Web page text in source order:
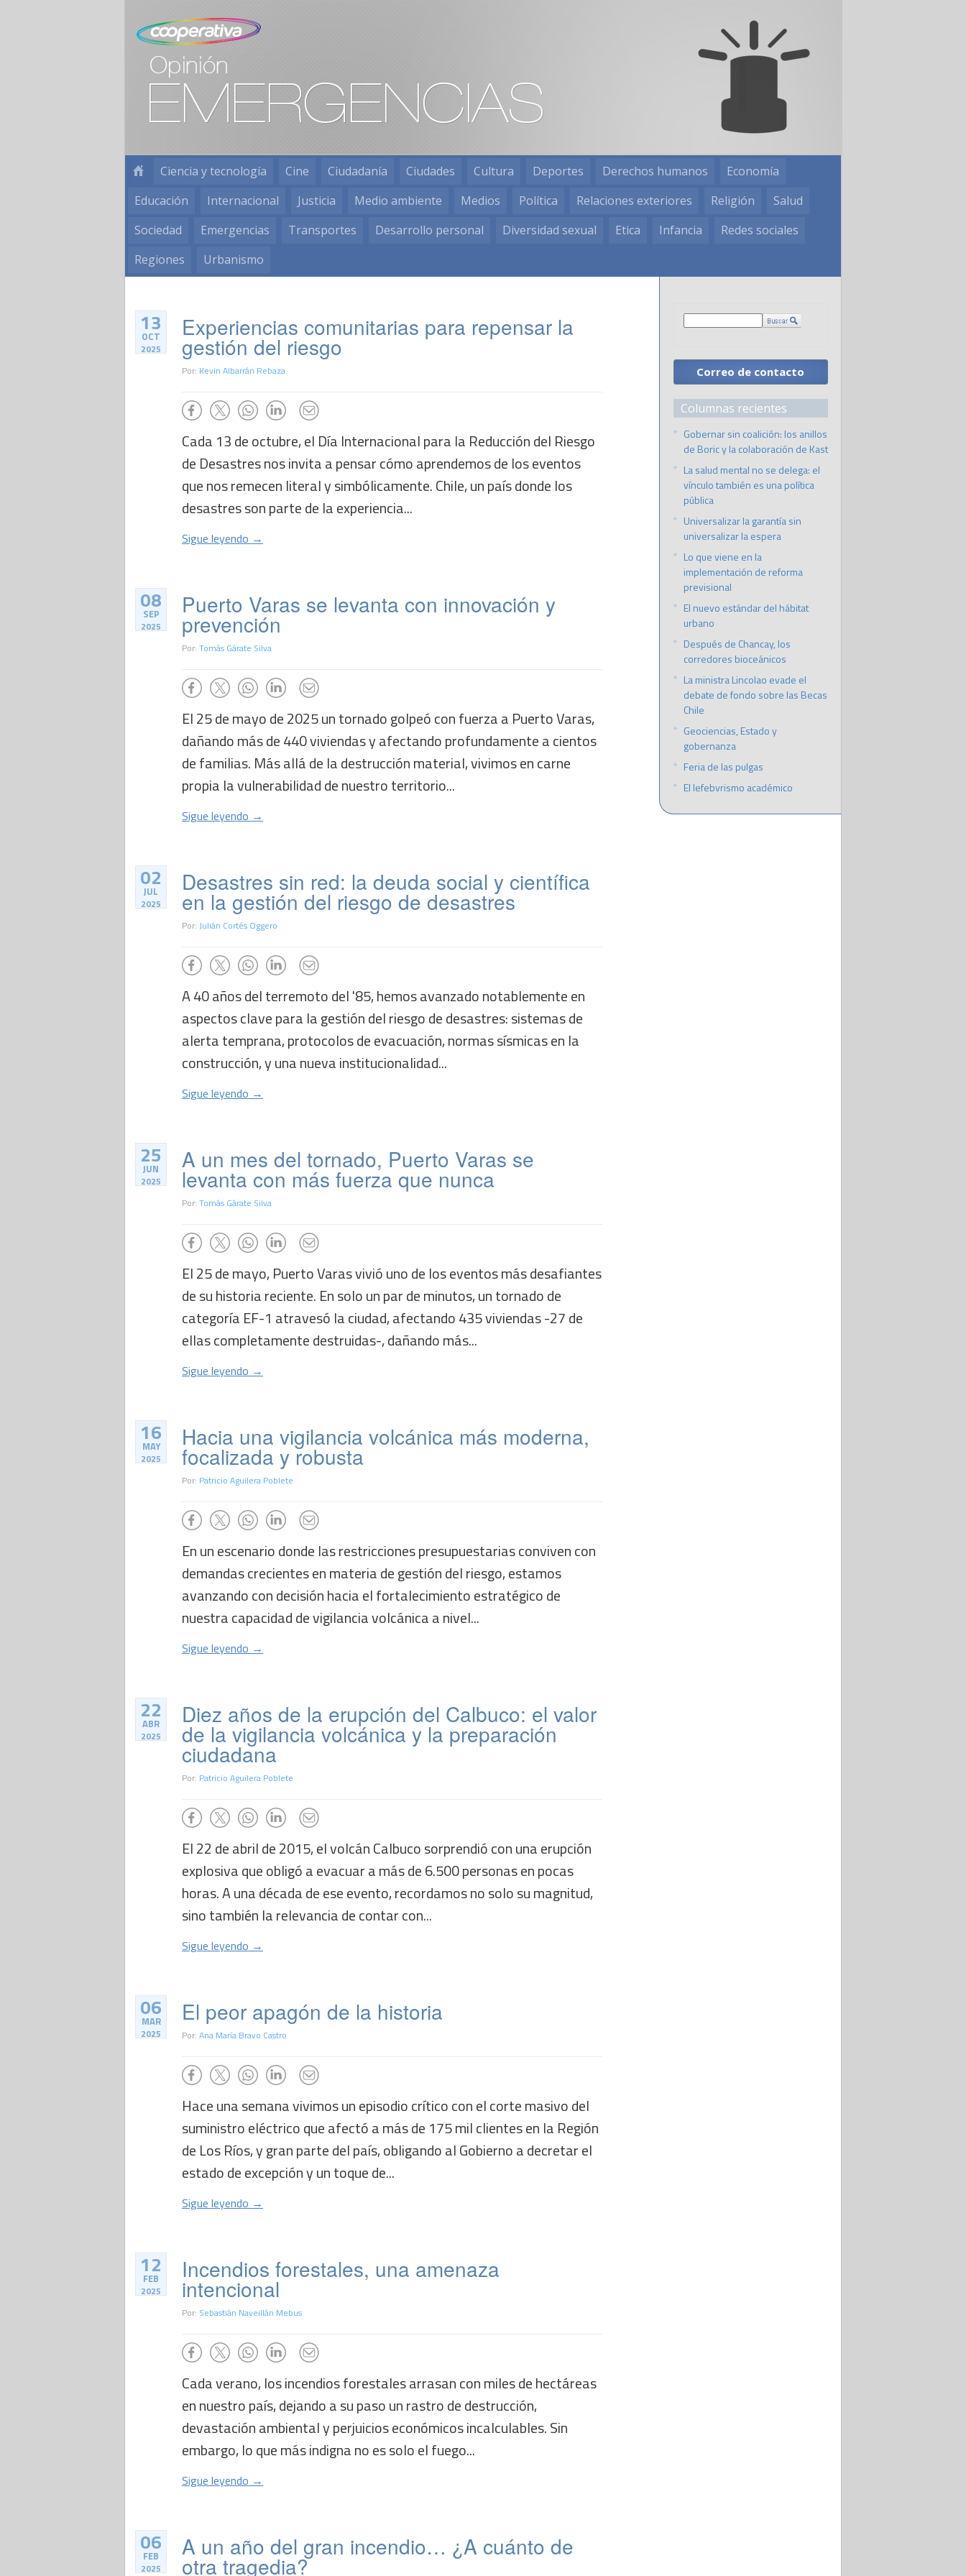
Ciencia y tecnología Cine Ciudadanía Ciudades Cultura Deportes Derechos humanos
Economía
Educación
Internacional Justicia Medio ambiente Medios Política Relaciones exteriores Religión
Salud
Sociedad
Emergencias Transportes Desarrollo personal Diversidad sexual Etica Infancia
Redes sociales
Regiones
Urbanismo
13
OCT
2025
Experiencias comunitarias para repensar la
gestión del riesgo
Por: Kevin Albarrán Rebaza
Cada 13 de octubre, el Día Internacional para la Reducción del Riesgo
de Desastres nos invita a pensar cómo aprendemos de los eventos
que nos remecen literal y simbólicamente. Chile, un país donde los
desastres son parte de la experiencia...
Sigue leyendo →
08
SEP
2025
Puerto Varas se levanta con innovación y
prevención
Por: Tomás Gárate Silva
El 25 de mayo de 2025 un tornado golpeó con fuerza a Puerto Varas,
dañando más de 440 viviendas y afectando profundamente a cientos
de familias. Más allá de la destrucción material, vivimos en carne
propia la vulnerabilidad de nuestro territorio...
Sigue leyendo →
02
JUL
2025
Desastres sin red: la deuda social y científica
en la gestión del riesgo de desastres
Por: Julián Cortés Oggero
A 40 años del terremoto del '85, hemos avanzado notablemente en
aspectos clave para la gestión del riesgo de desastres: sistemas de
alerta temprana, protocolos de evacuación, normas sísmicas en la
construcción, y una nueva institucionalidad...
Sigue leyendo →
25
JUN
2025
A un mes del tornado, Puerto Varas se
levanta con más fuerza que nunca
Por: Tomás Gárate Silva
El 25 de mayo, Puerto Varas vivió uno de los eventos más desafiantes
de su historia reciente. En solo un par de minutos, un tornado de
categoría EF-1 atravesó la ciudad, afectando 435 viviendas -27 de
ellas completamente destruidas-, dañando más...
Sigue leyendo →
16
MAY
2025
Hacia una vigilancia volcánica más moderna,
focalizada y robusta
Por: Patricio Aguilera Poblete
En un escenario donde las restricciones presupuestarias conviven con
demandas crecientes en materia de gestión del riesgo, estamos
avanzando con decisión hacia el fortalecimiento estratégico de
nuestra capacidad de vigilancia volcánica a nivel...
Sigue leyendo →
22
ABR
2025
Diez años de la erupción del Calbuco: el valor
de la vigilancia volcánica y la preparación
ciudadana
Por: Patricio Aguilera Poblete
El 22 de abril de 2015, el volcán Calbuco sorprendió con una erupción
explosiva que obligó a evacuar a más de 6.500 personas en pocas
horas. A una década de ese evento, recordamos no solo su magnitud,
sino también la relevancia de contar con...
Sigue leyendo →
06
MAR
2025
El peor apagón de la historia
Por: Ana María Bravo Castro
Hace una semana vivimos un episodio crítico con el corte masivo del
suministro eléctrico que afectó a más de 175 mil clientes en la Región
de Los Ríos, y gran parte del país, obligando al Gobierno a decretar el
estado de excepción y un toque de...
Sigue leyendo →
12
FEB
2025
Incendios forestales, una amenaza
intencional
Por: Sebastián Naveillán Mebus
Cada verano, los incendios forestales arrasan con miles de hectáreas
en nuestro país, dejando a su paso un rastro de destrucción,
devastación ambiental y perjuicios económicos incalculables. Sin
embargo, lo que más indigna no es solo el fuego...
Sigue leyendo →
06
FEB
2025
A un año del gran incendio… ¿A cuánto de
otra tragedia?
Correo de contacto
Columnas recientes
Gobernar sin coalición: los anillos
de Boric y la colaboración de Kast
La salud mental no se delega: el
vínculo también es una política
pública
Universalizar la garantía sin
universalizar la espera
Lo que viene en la
implementación de reforma
previsional
El nuevo estándar del hábitat
urbano
Después de Chancay, los
corredores bioceánicos
La ministra Lincolao evade el
debate de fondo sobre las Becas
Chile
Geociencias, Estado y
gobernanza
Feria de las pulgas
El lefebvrismo académico